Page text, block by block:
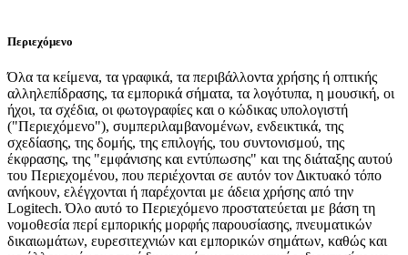
Περιεχόμενο
Όλα τα κείμενα, τα γραφικά, τα περιβάλλοντα χρήσης ή οπτικής
αλληλεπίδρασης, τα εμπορικά σήματα, τα λογότυπα, η μουσική, οι
ήχοι, τα σχέδια, οι φωτογραφίες και ο κώδικας υπολογιστή
("Περιεχόμενο"), συμπεριλαμβανομένων, ενδεικτικά, της
σχεδίασης, της δομής, της επιλογής, του συντονισμού, της
έκφρασης, της "εμφάνισης και εντύπωσης" και της διάταξης αυτού
του Περιεχομένου, που περιέχονται σε αυτόν τον Δικτυακό τόπο
ανήκουν, ελέγχονται ή παρέχονται με άδεια χρήσης από την
Logitech. Όλο αυτό το Περιεχόμενο προστατεύεται με βάση τη
νομοθεσία περί εμπορικής μορφής παρουσίασης, πνευματικών
δικαιωμάτων, ευρεσιτεχνιών και εμπορικών σημάτων, καθώς και